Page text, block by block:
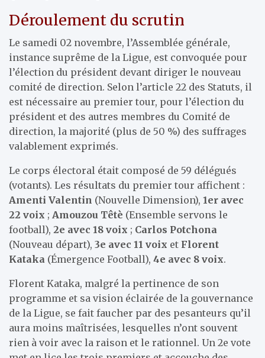
Déroulement du scrutin
Le samedi 02 novembre, l’Assemblée générale,
instance suprême de la Ligue, est convoquée pour
l’élection du président devant diriger le nouveau
comité de direction. Selon l’article 22 des Statuts, il
est nécessaire au premier tour, pour l’élection du
président et des autres membres du Comité de
direction, la majorité (plus de 50 %) des suffrages
valablement exprimés.
Le corps électoral était composé de 59 délégués
(votants). Les résultats du premier tour affichent :
Amenti Valentin (Nouvelle Dimension), 1er avec
22 voix ; Amouzou Têtè (Ensemble servons le
football), 2e avec 18 voix ; Carlos Potchona
(Nouveau départ), 3e avec 11 voix et Florent
Kataka (Émergence Football), 4e avec 8 voix.
Florent Kataka, malgré la pertinence de son
programme et sa vision éclairée de la gouvernance
de la Ligue, se fait faucher par des pesanteurs qu’il
aura moins maîtrisées, lesquelles n’ont souvent
rien à voir avec la raison et le rationnel. Un 2e vote